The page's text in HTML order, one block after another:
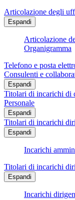
Articolazione degli
Espandi
Articolazione
Organigramma
Telefono e posta
Consulenti e
Espandi
Titolari di incarichi di
Personale
Espandi
Titolari di incarichi
Espandi
Incarichi
Titolari di incarichi
Espandi
Incarichi